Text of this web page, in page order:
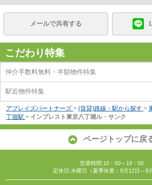
メールで共有する
こだわり特集
仲介手数料無料・半額物件特集
駅近物件特集
アブレイズパートナーズ > (賃貸)路線・駅から探す >
丁堀駅 > インプレスト東京八丁堀ル・サンク
ページトップに戻
営業時間:10：00～19：00
定休日:水曜日（夏季休業：8月12日～8